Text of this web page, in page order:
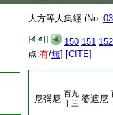
大方等大集經 (No.
150 151 152
点:有/無] [CITE]
尼彌尼 百九
十三 婆遮尼